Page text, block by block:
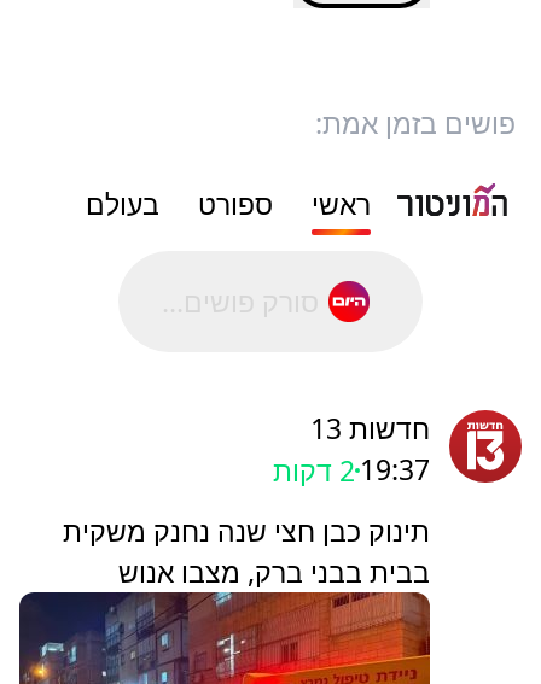
פושים בזמן אמת:
ראשי ספורט בעולם
סורק פושים...
ערוץ 7
19:40 1 שניות
‏ברודני יתערב? ראש ישיבת בני
עקיבא גבעת שמואל במכתב חריג:
"אשקול את צעדיי"